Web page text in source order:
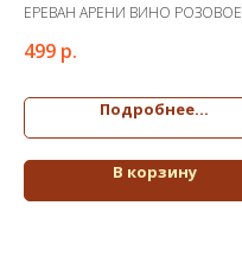
ЕРЕВАН АРЕНИ ВИНО РОЗОВОЕ
499 р.
Подробнее...
В корзину